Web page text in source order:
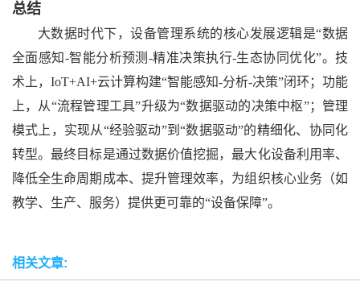
总结
大数据时代下，设备管理系统的核心发展逻辑是“数据
全面感知-智能分析预测-精准决策执行-生态协同优化”。技
术上，IoT+AI+云计算构建“智能感知-分析-决策”闭环；功能
上，从“流程管理工具”升级为“数据驱动的决策中枢”；管理
模式上，实现从“经验驱动”到“数据驱动”的精细化、协同化
转型。最终目标是通过数据价值挖掘，最大化设备利用率、
降低全生命周期成本、提升管理效率，为组织核心业务（如
教学、生产、服务）提供更可靠的“设备保障”。
相关文章: